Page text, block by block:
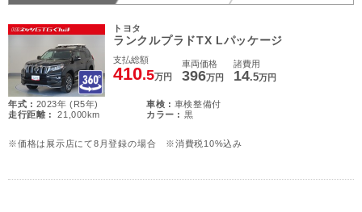
トヨタ
ランクルプラドTX Lパッケージ
支払総額
410.5万円
車両価格
396万円
諸費用
14.5万円
年式 : 2023年 (R5年) 車検 : 車検整備付
走行距離 :
21,000km カラー : 黒
※価格は展示店にて8月登録の場合 ※消費税10%込み